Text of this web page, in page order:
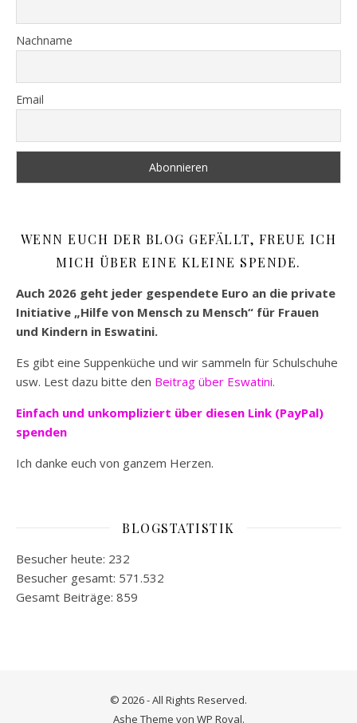
Nachname
Email
WENN EUCH DER BLOG GEFÄLLT, FREUE ICH
MICH ÜBER EINE KLEINE SPENDE.
Auch 2026 geht jeder gespendete Euro an die private
Initiative „Hilfe von Mensch zu Mensch“ für Frauen
und Kindern in Eswatini.
Es gibt eine Suppenküche und wir sammeln für Schulschuhe
usw. Lest dazu bitte den Beitrag über Eswatini.
Einfach und unkompliziert über diesen Link (PayPal)
spenden
Ich danke euch von ganzem Herzen.
BLOGSTATISTIK
Besucher heute: 232
Besucher gesamt: 571.532
Gesamt Beiträge: 859
© 2026 - All Rights Reserved.
Ashe Theme von WP Royal.